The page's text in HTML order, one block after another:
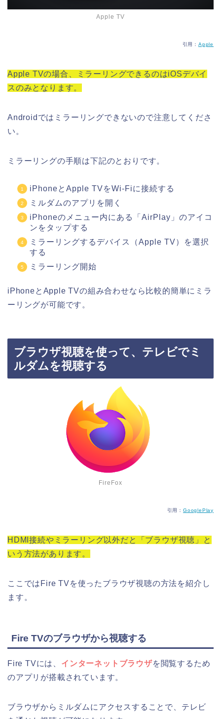
Apple TV
引用： Apple
Apple TVの場合、ミラーリングできるのはiOSデバイ
スのみとなります。
Androidではミラーリングできないので注意してくださ
い。
ミラーリングの手順は下記のとおりです。
iPhoneとApple TVをWi-Fiに接続する
ミルダムのアプリを開く
iPhoneのメニュー内にある「AirPlay」のアイコ
ンをタップする
ミラーリングするデバイス（Apple TV）を選択
する
ミラーリング開始
iPhoneとApple TVの組み合わせなら比較的簡単にミラ
ーリングが可能です。
ブラウザ視聴を使って、テレビでミ
ルダムを視聴する
FireFox
引用： GooglePlay
HDMI接続やミラーリング以外だと「ブラウザ視聴」と
いう方法があります。
ここではFire TVを使ったブラウザ視聴の方法を紹介し
ます。
Fire TVのブラウザから視聴する
Fire TVには、 インターネットブラウザを閲覧するため
のアプリが搭載されています。
ブラウザからミルダムにアクセスすることで、テレビ